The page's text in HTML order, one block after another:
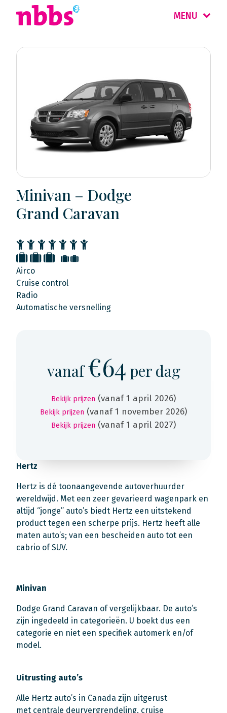
MENU
Minivan – Dodge
Grand Caravan
Airco
Cruise control
Radio
Automatische versnelling
vanaf€64 per dag
Bekijk prijzen (vanaf 1 april 2026)
Bekijk prijzen (vanaf 1 november 2026)
Bekijk prijzen (vanaf 1 april 2027)
Hertz
Hertz is dé toonaangevende autoverhuurder
wereldwijd. Met een zeer gevarieerd wagenpark en
altijd “jonge” auto’s biedt Hertz een uitstekend
product tegen een scherpe prijs. Hertz heeft alle
maten auto’s; van een bescheiden auto tot een
cabrio of SUV.
Minivan
Dodge Grand Caravan of vergelijkbaar. De auto’s
zijn ingedeeld in categorieën. U boekt dus een
categorie en niet een specifiek automerk en/of
model.
Uitrusting auto’s
Alle Hertz auto’s in Canada zijn uitgerust
met centrale deurvergrendeling, cruise